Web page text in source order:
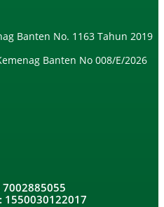
Banten No. 1163 Tahun 2019
Banten No 008/E/2026​
7002885055
1550030122017